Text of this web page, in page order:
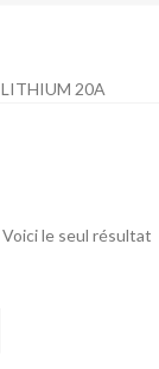
LITHIUM 20A
Voici le seul résultat